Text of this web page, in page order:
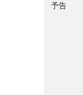
予告